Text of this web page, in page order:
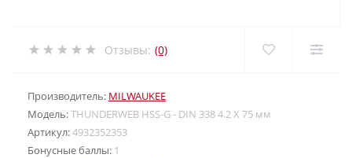
Отзывы: (0)
Производитель: MILWAUKEE
Модель:THUNDERWEB HSS-G - DIN 338 4.2 X 75 мм
Артикул:4932352353
Бонусные баллы: 1